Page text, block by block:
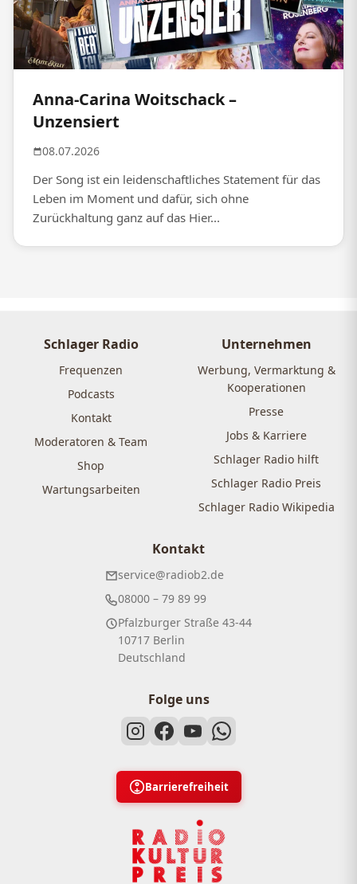
Anna-Carina Woitschack –
Unzensiert
08.07.2026
Der Song ist ein leidenschaftliches Statement für das
Leben im Moment und dafür, sich ohne
Zurückhaltung ganz auf das Hier...
Schlager Radio
Frequenzen
Podcasts
Kontakt
Moderatoren & Team
Shop
Wartungsarbeiten
Unternehmen
Werbung, Vermarktung &
Kooperationen
Presse
Jobs & Karriere
Schlager Radio hilft
Schlager Radio Preis
Schlager Radio Wikipedia
Kontakt
service@radiob2.de
08000 – 79 89 99
Pfalzburger Straße 43-44
10717 Berlin
Deutschland
Folge uns
Barrierefreiheit